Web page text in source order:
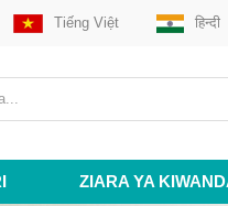
Tiếng Việt हिन्दी
ZIARA YA